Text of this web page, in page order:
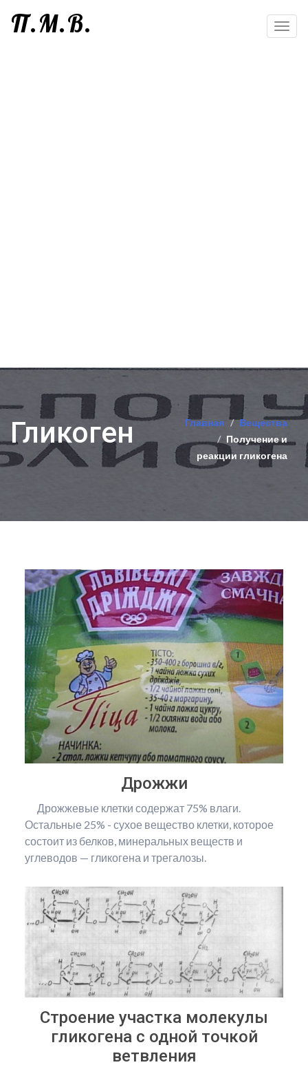
П.М.В.
Гликоген Главная
Вещества
Получение и
реакции гликогена
Дрожжи
Дрожжевые клетки содержат 75% влаги.
Остальные 25% - сухое вещество клетки, которое
состоит из белков, минеральных веществ и
углеводов — гликогена и трегалозы.
Строение участка молекулы
гликогена с одной точкой
ветвления